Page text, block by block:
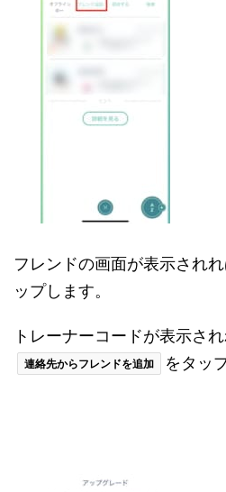
フレンドの画面が表示されれ
ップします。
トレーナーコードが表示され
連絡先からフレンドを追加 をタッ